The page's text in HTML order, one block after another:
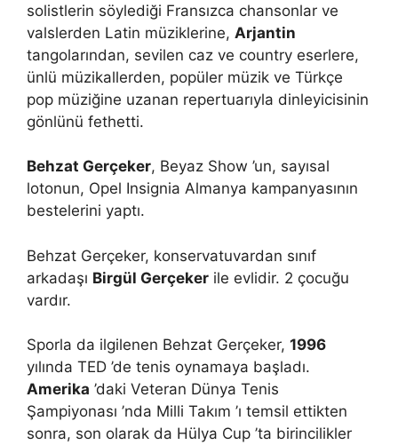
solistlerin söylediği Fransızca chansonlar ve
valslerden Latin müziklerine, Arjantin
tangolarından, sevilen caz ve country eserlere,
ünlü müzikallerden, popüler müzik ve Türkçe
pop müziğine uzanan repertuarıyla dinleyicisinin
gönlünü fethetti.
Behzat Gerçeker, Beyaz Show ’un, sayısal
lotonun, Opel Insignia Almanya kampanyasının
bestelerini yaptı.
Behzat Gerçeker, konservatuvardan sınıf
arkadaşı Birgül Gerçeker ile evlidir. 2 çocuğu
vardır.
Sporla da ilgilenen Behzat Gerçeker, 1996
yılında TED ’de tenis oynamaya başladı.
Amerika ’daki Veteran Dünya Tenis
Şampiyonası ’nda Milli Takım ’ı temsil ettikten
sonra, son olarak da Hülya Cup ’ta birincilikler